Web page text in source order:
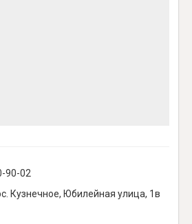
90-02
Кузнечное, Юбилейная улица, 1в